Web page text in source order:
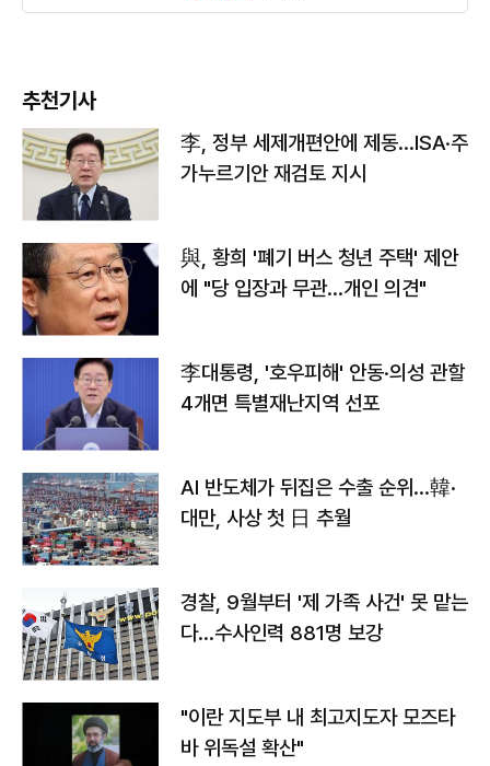
추천기사
李, 정부 세제개편안에 제동…ISA·주
가누르기안 재검토 지시
與, 황희 '폐기 버스 청년 주택' 제안
에 "당 입장과 무관…개인 의견"
李대통령, '호우피해' 안동·의성 관할
4개면 특별재난지역 선포
AI 반도체가 뒤집은 수출 순위…韓·
대만, 사상 첫 日 추월
경찰, 9월부터 '제 가족 사건' 못 맡는
다…수사인력 881명 보강
"이란 지도부 내 최고지도자 모즈타
바 위독설 확산"